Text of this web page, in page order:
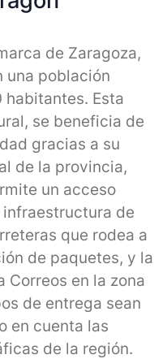
de Zaragoza,
una población
habitantes. Esta
se beneficia de
gracias a su
de la provincia,
un acceso
de
que rodea a
de paquetes, y la
Correos en la zona
de entrega sean
en cuenta las
de la región.